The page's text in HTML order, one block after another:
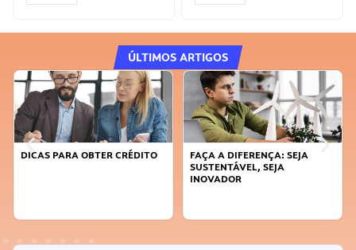
ÚLTIMOS ARTIGOS
DICAS PARA OBTER CRÉDITO
FAÇA A DIFERENÇA: SEJA
SUSTENTÁVEL, SEJA
INOVADOR